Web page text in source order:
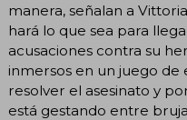
manera, señalan a
hará lo que sea para
acusaciones contra su
inmersos en un juego de
resolver el asesinato y
está gestando entre